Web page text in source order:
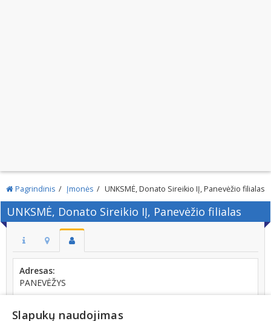
Pagrindinis Įmonės UNKSMĖ, Donato Sireikio IĮ, Panevėžio filialas
UNKSMĖ, Donato Sireikio IĮ, Panevėžio filialas
Adresas:
PANEVĖŽYS
148037529
Slapukų naudojimas